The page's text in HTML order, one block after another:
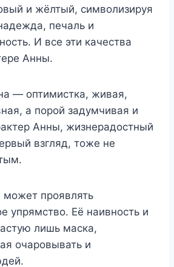
и жёлтый, символизируя
печаль и
И все эти качества
Анны.
— оптимистка, живая,
а порой задумчивая и
Анны, жизнерадостный
взгляд, тоже не
может проявлять
упрямство. Её наивность и
лишь маска,
очаровывать и